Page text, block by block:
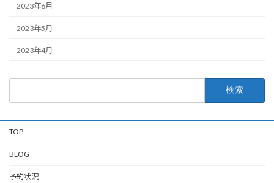
2023年6月
2023年5月
2023年4月
TOP
BLOG
予約状況